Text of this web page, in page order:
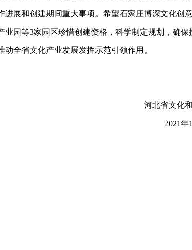
展和创建期间重大事项。希望石家庄博深文化创
园等3家园区珍惜创建资格，科学制定规划，确保
全省文化产业发展发挥示范引领作用。
河北省文化
2021年